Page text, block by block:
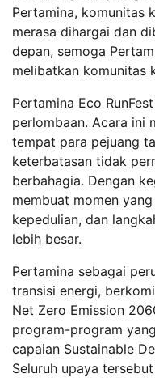
Pertamina, komunitas
merasa dihargai dan
depan, semoga
melibatkan komunitas
Pertamina Eco
perlombaan. Acara ini
tempat para pejuang
keterbatasan tidak
berbahagia. Dengan
membuat momen
kepedulian, dan
lebih besar.
Pertamina sebagai
transisi energi,
Net Zero Emission
program-program
capaian Sustainable
Seluruh upaya